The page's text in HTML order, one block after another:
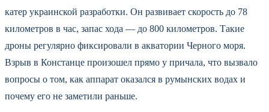
катер украинской разработки. Он развивает скорость до 78
километров в час, запас хода — до 800 километров. Такие
дроны регулярно фиксировали в акватории Черного моря.
Взрыв в Констанце произошел прямо у причала, что вызвало
вопросы о том, как аппарат оказался в румынских водах и
почему его не заметили раньше.